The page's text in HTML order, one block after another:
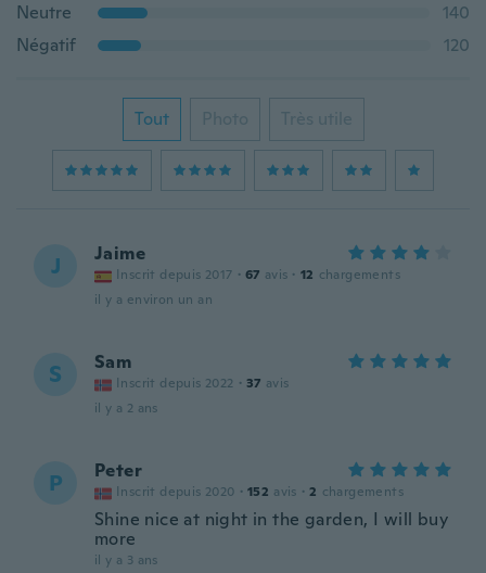
Neutre
140
Négatif
120
Tout Photo Très utile
J Jaime
Inscrit depuis 2017 · 67 avis · 12 chargements
il y a environ un an
S Sam
Inscrit depuis 2022 · 37 avis
il y a 2 ans
P Peter
Inscrit depuis 2020 · 152 avis · 2 chargements
Shine nice at night in the garden, I will buy
more
il y a 3 ans